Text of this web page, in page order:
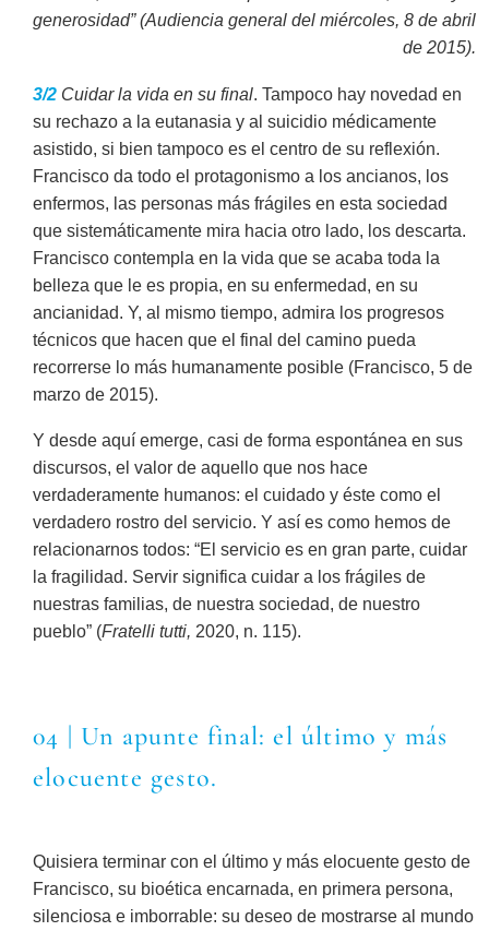
generosidad” (Audiencia general del miércoles, 8 de abril
de 2015).
3/2 Cuidar la vida en su final. Tampoco hay novedad en
su rechazo a la eutanasia y al suicidio médicamente
asistido, si bien tampoco es el centro de su reflexión.
Francisco da todo el protagonismo a los ancianos, los
enfermos, las personas más frágiles en esta sociedad
que sistemáticamente mira hacia otro lado, los descarta.
Francisco contempla en la vida que se acaba toda la
belleza que le es propia, en su enfermedad, en su
ancianidad. Y, al mismo tiempo, admira los progresos
técnicos que hacen que el final del camino pueda
recorrerse lo más humanamente posible (Francisco, 5 de
marzo de 2015).
Y desde aquí emerge, casi de forma espontánea en sus
discursos, el valor de aquello que nos hace
verdaderamente humanos: el cuidado y éste como el
verdadero rostro del servicio. Y así es como hemos de
relacionarnos todos: “El servicio es en gran parte, cuidar
la fragilidad. Servir significa cuidar a los frágiles de
nuestras familias, de nuestra sociedad, de nuestro
pueblo” (Fratelli tutti, 2020, n. 115).
04 | Un apunte final: el último y más
elocuente gesto.
Quisiera terminar con el último y más elocuente gesto de
Francisco, su bioética encarnada, en primera persona,
silenciosa e imborrable: su deseo de mostrarse al mundo